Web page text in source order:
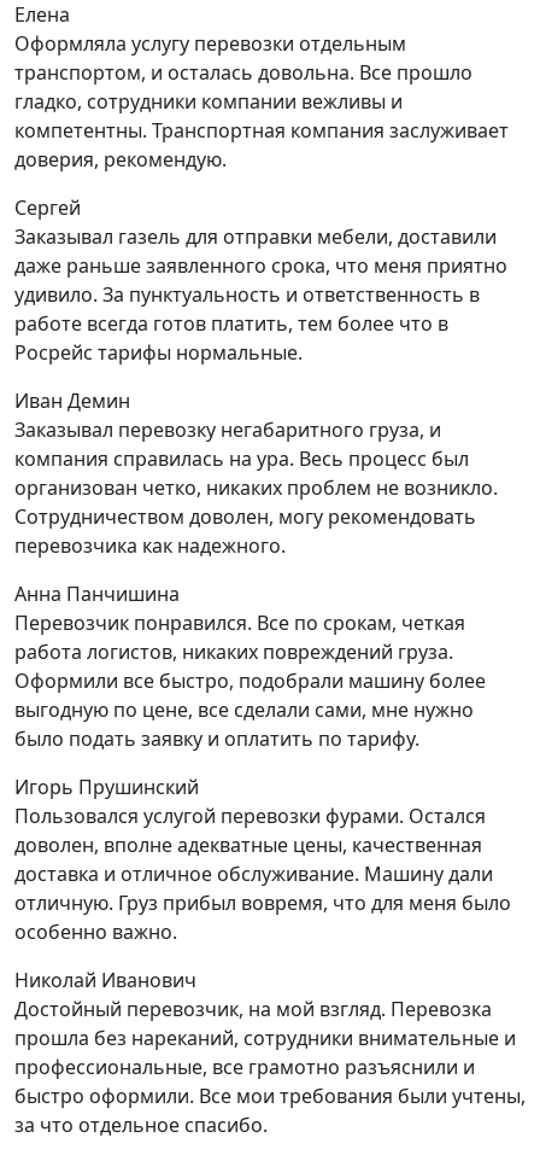
Елена
Оформляла услугу перевозки отдельным
транспортом, и осталась довольна. Все прошло
гладко, сотрудники компании вежливы и
компетентны. Транспортная компания заслуживает
доверия, рекомендую.
Сергей
Заказывал газель для отправки мебели, доставили
даже раньше заявленного срока, что меня приятно
удивило. За пунктуальность и ответственность в
работе всегда готов платить, тем более что в
Росрейс тарифы нормальные.
Иван Демин
Заказывал перевозку негабаритного груза, и
компания справилась на ура. Весь процесс был
организован четко, никаких проблем не возникло.
Сотрудничеством доволен, могу рекомендовать
перевозчика как надежного.
Анна Панчишина
Перевозчик понравился. Все по срокам, четкая
работа логистов, никаких повреждений груза.
Оформили все быстро, подобрали машину более
выгодную по цене, все сделали сами, мне нужно
было подать заявку и оплатить по тарифу.
Игорь Прушинский
Пользовался услугой перевозки фурами. Остался
доволен, вполне адекватные цены, качественная
доставка и отличное обслуживание. Машину дали
отличную. Груз прибыл вовремя, что для меня было
особенно важно.
Николай Иванович
Достойный перевозчик, на мой взгляд. Перевозка
прошла без нареканий, сотрудники внимательные и
профессиональные, все грамотно разъяснили и
быстро оформили. Все мои требования были учтены,
за что отдельное спасибо.